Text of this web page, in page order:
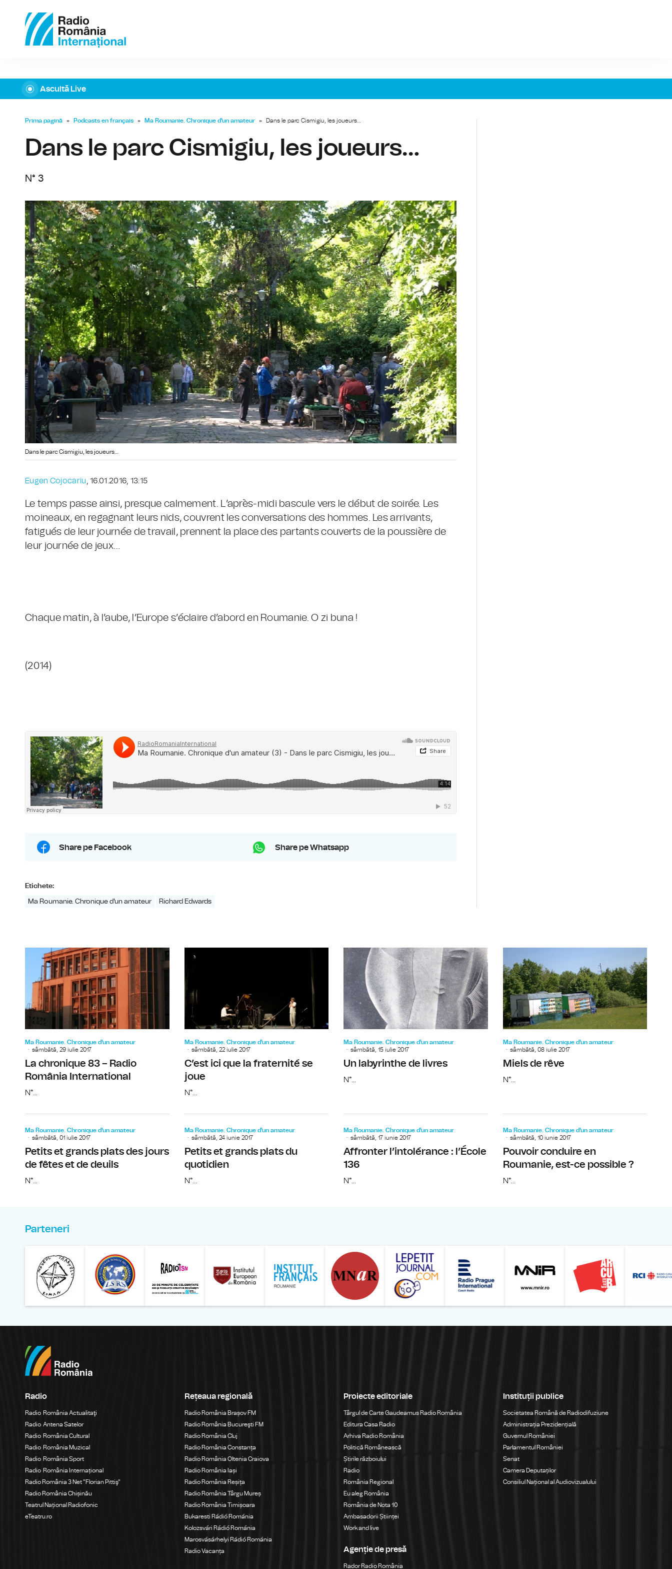
Ascultă Live
Prima pagină » Podcasts en français » Ma Roumanie. Chronique d'un amateur » Dans le parc Cismigiu, les joueurs…
Dans le parc Cismigiu, les joueurs…
N° 3
Dans le parc Cismigiu, les joueurs…
Eugen Cojocariu, 16.01.2016, 13:15
Le temps passe ainsi, presque calmement. L’après-midi bascule vers le début de soirée. Les
moineaux, en regagnant leurs nids, couvrent les conversations des hommes. Les arrivants,
fatigués de leur journée de travail, prennent la place des partants couverts de la poussière de
leur journée de jeux…
Chaque matin, à l’aube, l’Europe s’éclaire d’abord en Roumanie. O zi buna !
(2014)
Share pe Facebook Share pe Whatsapp
Etichete:
Ma Roumanie. Chronique d'un amateur Richard Edwards
Ma Roumanie. Chronique d'un amateur
sâmbătă, 29 iulie 2017
La chronique 83 – Radio
România International
N°...
La chronique 83 – Radio România International
Ma Roumanie. Chronique d'un amateur
sâmbătă, 22 iulie 2017
C’est ici que la fraternité se
joue
N°...
C’est ici que la fraternité se joue
Ma Roumanie. Chronique d'un amateur
sâmbătă, 15 iulie 2017
Un labyrinthe de livres
N°...
Ma Roumanie. Chronique d'un amateur
sâmbătă, 08 iulie 2017
Miels de rêve
N°...
Ma Roumanie. Chronique d'un amateur
sâmbătă, 01 iulie 2017
Petits et grands plats des jours
de fêtes et de deuils
N°...
Ma Roumanie. Chronique d'un amateur
sâmbătă, 24 iunie 2017
Petits et grands plats du
quotidien
N°...
Ma Roumanie. Chronique d'un amateur
sâmbătă, 17 iunie 2017
Affronter l’intolérance : l’École
136
N°...
Ma Roumanie. Chronique d'un amateur
sâmbătă, 10 iunie 2017
Pouvoir conduire en
Roumanie, est-ce possible ?
N°...
Parteneri
Liga Studentilor Romani din Strainatate - LSRS
Modernism | The Leading Romanian Art Magazine Online
Institului European din RomâniaInstitutul Francez din România – Bucureşti
Radio
Radio România Actualitaţi
Radio Antena Satelor
Radio România Cultural
Radio România Muzical
Radio România Sport
Radio România Internațional
Radio România 3 Net "Florian Pittiş"
Radio România Chișinău
Teatrul Național Radiofonic
eTeatru.ro
Rețeaua regională
Radio România Brașov FM
Radio România Bucureşti FM
Radio România Cluj
Radio România Constanța
Radio România Oltenia Craiova
Radio România Iași
Radio România Reșița
Radio România Târgu Mureș
Radio România Timișoara
Bukaresti Rádió Románia
Kolozsvári Rádió Románia
Marosvásárhelyi Rádió Románia
Radio Vacanța
Proiecte editoriale
Târgul de Carte Gaudeamus Radio România
Editura Casa Radio
Arhiva Radio România
Politică Românească
Știrile războiului
Radio
România Regional
Eu aleg România
România de Nota 10
Ambasadorii Științei
Work and live
Agenție de presă
Rador Radio România
Instituții publice
Societatea Română de Radiodifuziune
Administrația Prezidențială
Guvernul României
Parlamentul României
Senat
Camera Deputaților
Consiliul Național al Audiovizualului